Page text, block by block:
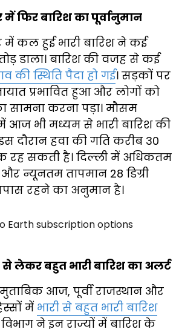
फिर बारिश का पूर्वानुमान
कल हुई भारी बारिश ने कई
डाला। बारिश की वजह से कई
की स्थिति पैदा हो गई। सड़कों पर
प्रभावित हुआ और लोगों को
सामना करना पड़ा। मौसम
आज भी मध्यम से भारी बारिश की
दौरान हवा की गति करीब 30
रह सकती है। दिल्ली में अधिकतम
और न्यूनतम तापमान 28 डिग्री
रहने का अनुमान है।
से लेकर बहुत भारी बारिश का अलर्ट
आज, पूर्वी राजस्थान और
में भारी से बहुत भारी बारिश
विभाग ने इन राज्यों में बारिश के